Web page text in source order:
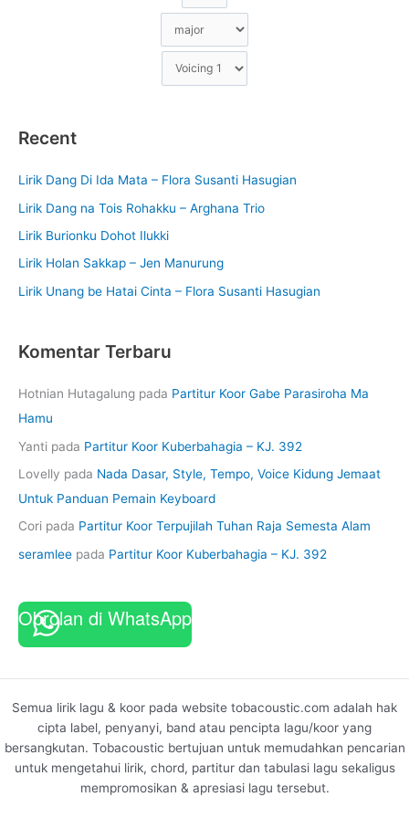
Recent
Lirik Dang Di Ida Mata – Flora Susanti Hasugian
Lirik Dang na Tois Rohakku – Arghana Trio
Lirik Burionku Dohot Ilukki
Lirik Holan Sakkap – Jen Manurung
Lirik Unang be Hatai Cinta – Flora Susanti Hasugian
Komentar Terbaru
Hotnian Hutagalung pada Partitur Koor Gabe Parasiroha Ma
Hamu
Yanti pada Partitur Koor Kuberbahagia – KJ. 392
Lovelly pada Nada Dasar, Style, Tempo, Voice Kidung Jemaat
Untuk Panduan Pemain Keyboard
Cori pada Partitur Koor Terpujilah Tuhan Raja Semesta Alam
seramlee pada Partitur Koor Kuberbahagia – KJ. 392
Obrolan di WhatsApp
Semua lirik lagu & koor pada website tobacoustic.com adalah hak
cipta label, penyanyi, band atau pencipta lagu/koor yang
bersangkutan. Tobacoustic bertujuan untuk memudahkan pencarian
untuk mengetahui lirik, chord, partitur dan tabulasi lagu sekaligus
mempromosikan & apresiasi lagu tersebut.